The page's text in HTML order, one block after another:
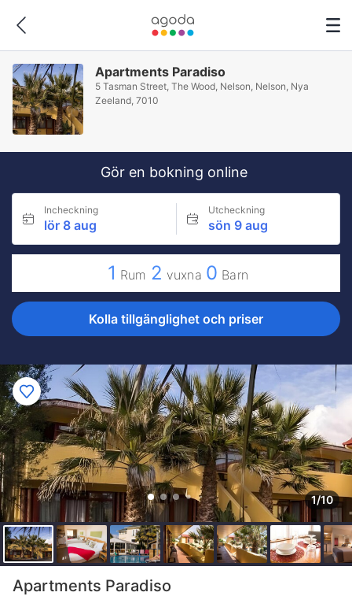
Apartments Paradiso
5 Tasman Street, The Wood, Nelson, Nelson, Nya
Zeeland, 7010
Gör en bokning online
Incheckning
lör 8 aug
Utcheckning
sön 9 aug
1 Rum 2 vuxna 0 Barn
Kolla tillgänglighet och priser
1/10
Apartments Paradiso
Stjärnklassificering: 3.5 stjärnor